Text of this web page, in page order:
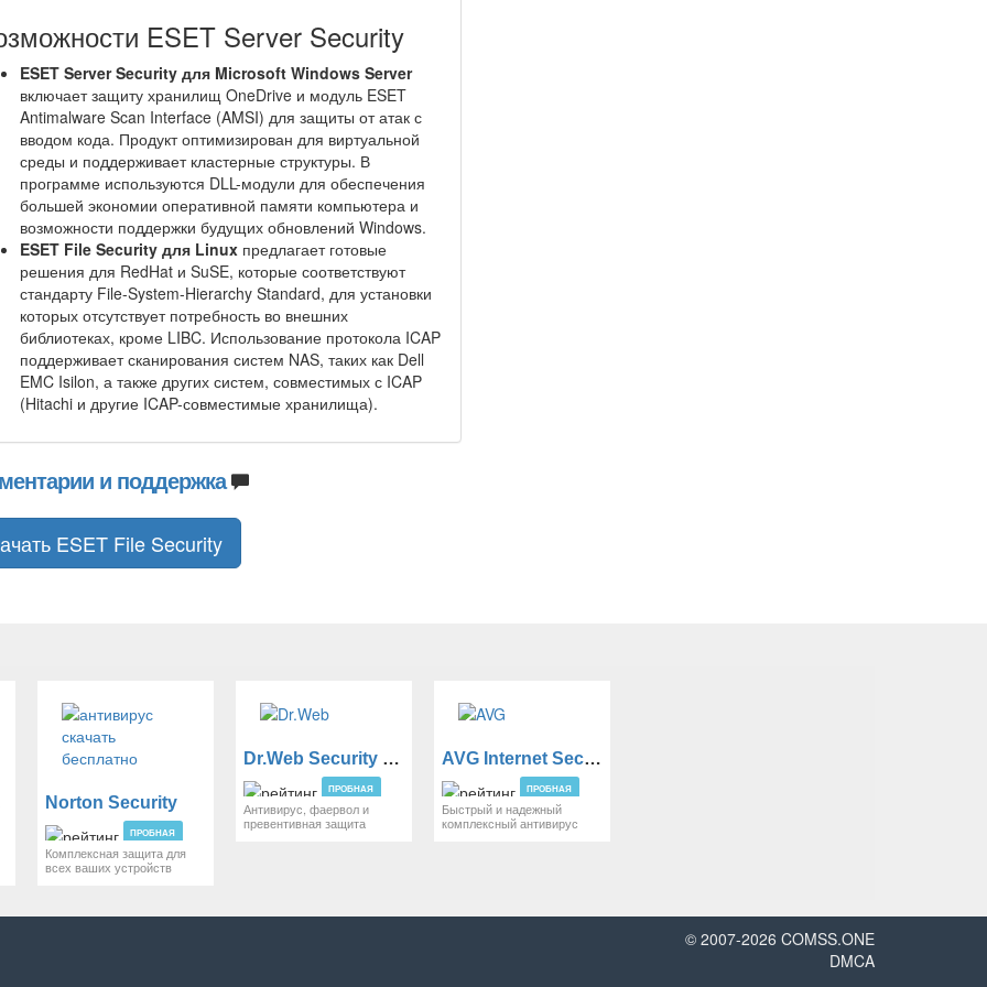
ESET Server Security
ESET Server Security для Microsoft Windows Server
включает защиту хранилищ OneDrive и модуль ESET
Antimalware Scan Interface (AMSI) для защиты от атак с
вводом кода. Продукт оптимизирован для виртуальной
среды и поддерживает кластерные структуры. В
программе используются DLL-модули для обеспечения
большей экономии оперативной памяти компьютера и
возможности поддержки будущих обновлений Windows.
ESET File Security для Linux предлагает готовые
решения для RedHat и SuSE, которые соответствуют
стандарту File-System-Hierarchy Standard, для установки
которых отсутствует потребность во внешних
библиотеках, кроме LIBC. Использование протокола ICAP
поддерживает сканирования систем NAS, таких как Dell
EMC Isilon, а также других систем, совместимых с ICAP
(Hitachi и другие ICAP-совместимые хранилища).
и поддержка
ESET File Security
Norton Security
ПРОБНАЯ
Комплексная защита для
всех ваших устройств
Dr.Web Security Space для Windows
ПРОБНАЯ
Антивирус, фаервол и
превентивная защита
AVG Internet Security
ПРОБНАЯ
Быстрый и надежный
комплексный антивирус
© 2007-2026 COMSS.ONE
DMCA